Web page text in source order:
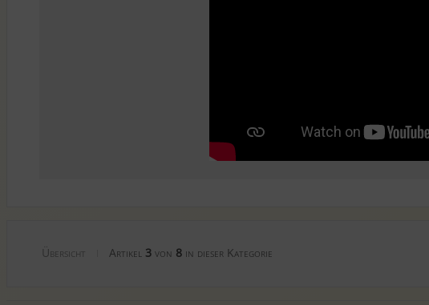
Übersicht Artikel 3von 8in dieser Kategorie